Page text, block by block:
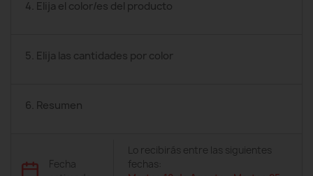
4. Elija el color/es del producto
5. Elija las cantidades por color
6. Resumen
Fecha
Lo recibirás entre las siguientes
fechas: